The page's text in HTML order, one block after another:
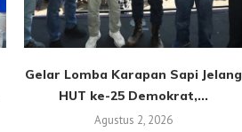
Gelar Lomba Karapan Sapi Jelang
HUT ke-25 Demokrat,...
Agustus 2, 2026